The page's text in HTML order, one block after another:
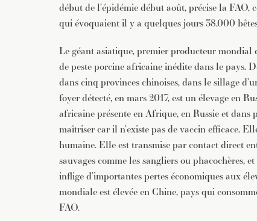
début de l’épidémie début août, précise la
qui évoquaient il y a quelques jours 38.000
Le géant asiatique, premier producteur mondial
de peste porcine africaine inédite dans le pays.
dans cinq provinces chinoises, dans le sillage
foyer détecté, en mars 2017, est un élevage en
africaine présente en Afrique, en Russie et dans
maîtriser car il n’existe pas de vaccin efficace.
humaine. Elle est transmise par contact direct
sauvages comme les sangliers ou phacochères,
inflige d’importantes pertes économiques aux
mondiale est élevée en Chine, pays qui
FAO.